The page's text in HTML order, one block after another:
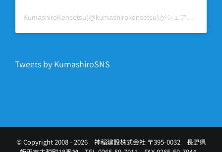
KumashiroKensetsu(@kumashirokensetsu)がシェアした投稿
Tweets by KumashiroSNS
© Copyright 2008 - 2026 神稲建設株式会社 〒395-0032 長野県